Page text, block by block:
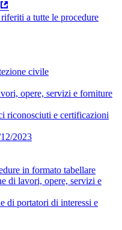
a tutte le procedure
civile
opere, servizi e forniture
riconosciuti e certificazioni
2023
in formato tabellare
di lavori, opere, servizi e
di portatori di interessi e